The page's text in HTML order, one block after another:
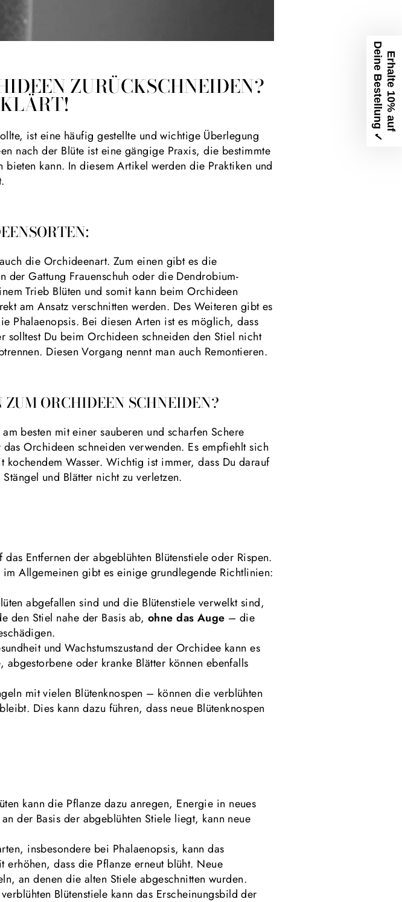
ZURÜCKSCHNEIDEN?
ist eine häufig gestellte und wichtige Überlegung
nach der Blüte ist eine gängige Praxis, die bestimmte
kann. In diesem Artikel werden die Praktiken und
die Orchideenart. Zum einen gibt es die
Gattung Frauenschuh oder die Dendrobium-
Trieb Blüten und somit kann beim Orchideen
am Ansatz verschnitten werden. Des Weiteren gibt es
Phalaenopsis. Bei diesen Arten ist es möglich, dass
solltest Du beim Orchideen schneiden den Stiel nicht
Diesen Vorgang nennt man auch Remontieren.
ORCHIDEEN SCHNEIDEN?
besten mit einer sauberen und scharfen Schere
Orchideen schneiden verwenden. Es empfiehlt sich
kochendem Wasser. Wichtig ist immer, dass Du darauf
und Blätter nicht zu verletzen.
Entfernen der abgeblühten Blütenstiele oder Rispen.
Allgemeinen gibt es einige grundlegende Richtlinien:
abgefallen sind und die Blütenstiele verwelkt sind,
den Stiel nahe der Basis ab, ohne das Auge – die
und Wachstumszustand der Orchidee kann es
oder kranke Blätter können ebenfalls
mit vielen Blütenknospen – können die verblühten
Dies kann dazu führen, dass neue Blütenknospen
kann die Pflanze dazu anregen, Energie in neues
der Basis der abgeblühten Stiele liegt, kann neue
insbesondere bei Phalaenopsis, kann das
dass die Pflanze erneut blüht. Neue
an denen die alten Stiele abgeschnitten wurden.
Blütenstiele kann das Erscheinungsbild der
E
r
h
a
l
t
e
1
0
%
a
u
f
De
i
n
e
B
e
s
t
e
l
l
u
n
g
✓